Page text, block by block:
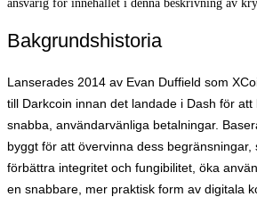
ansvarig för innehållet i denna beskrivning av
Bakgrundshistoria
Lanserades 2014 av Evan Duffield som
till Darkcoin innan det landade i Dash för
snabba, användarvänliga betalningar.
byggt för att övervinna dess begränsningar,
förbättra integritet och fungibilitet, öka
en snabbare, mer praktisk form av digitala